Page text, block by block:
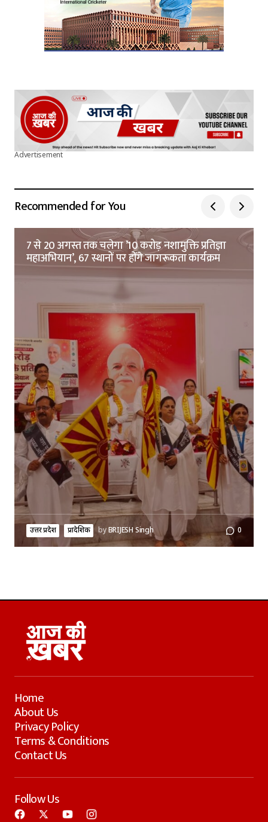
Advertisement
Recommended for You
7 से 20 अगस्त तक चलेगा ’10 करोड़ नशामुक्ति प्रतिज्ञा
महाअभियान’, 67 स्थानों पर होंगे जागरूकता कार्यक्रम
उत्तर प्रदेश प्रादेशिक byBRIJESH Singh 0
Home
About Us
Privacy Policy
Terms & Conditions
Contact Us
Follow Us